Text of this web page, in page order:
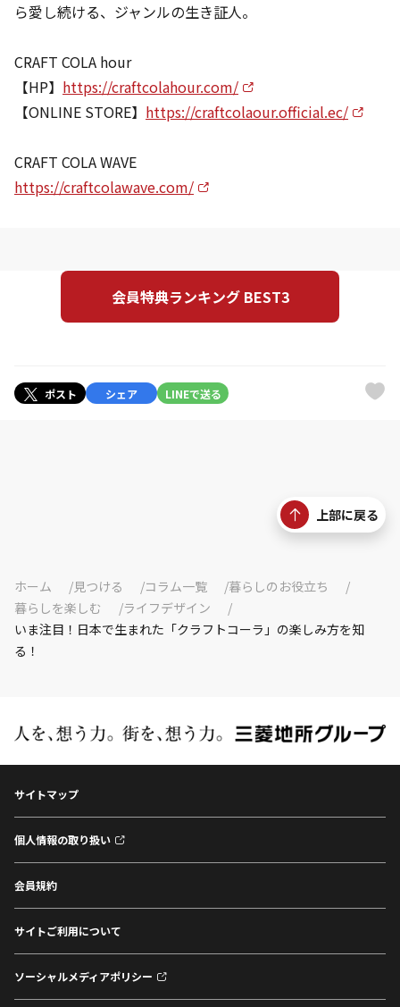
ら愛し続ける、ジャンルの生き証人。
CRAFT COLA hour
【HP】 https://craftcolahour.com/
【ONLINE STORE】 https://craftcolaour.official.ec/
CRAFT COLA WAVE
https://craftcolawave.com/
会員特典ランキング BEST3
ポスト シェア LINEで送る
上部に戻る
ホーム 見つける コラム一覧
暮らしのお役立ち
暮らしを楽しむ
ライフデザイン
いま注目！日本で生まれた「クラフトコーラ」の楽しみ方を知
る！
サイトマップ
個人情報の取り扱い
会員規約
サイトご利用について
ソーシャルメディアポリシー